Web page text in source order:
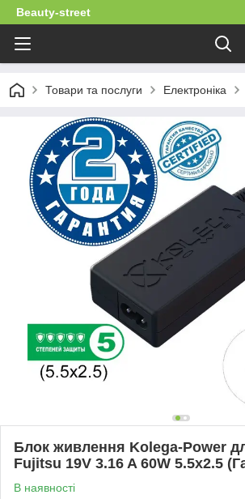
Beauty-street
Товари та послуги Електроніка
Блок живлення Kolega-Power
Fujitsu 19V 3.16 A 60W 5.5x2.5
В наявності